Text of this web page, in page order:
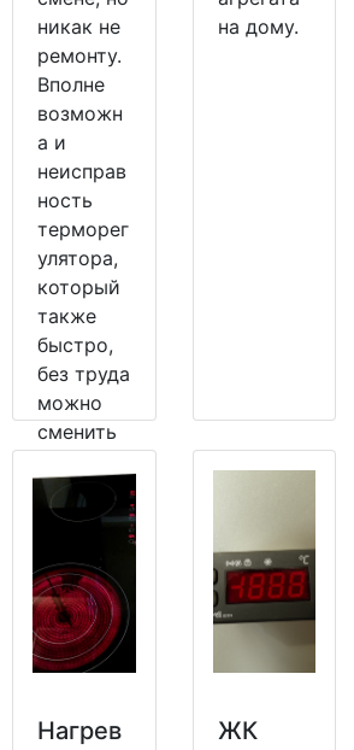
никак не
ремонту.
Вполне
возможн
а и
неисправ
ность
терморег
улятора,
который
также
быстро,
без труда
можно
сменить
рабочий.
на дому.
Нагрев
ЖК